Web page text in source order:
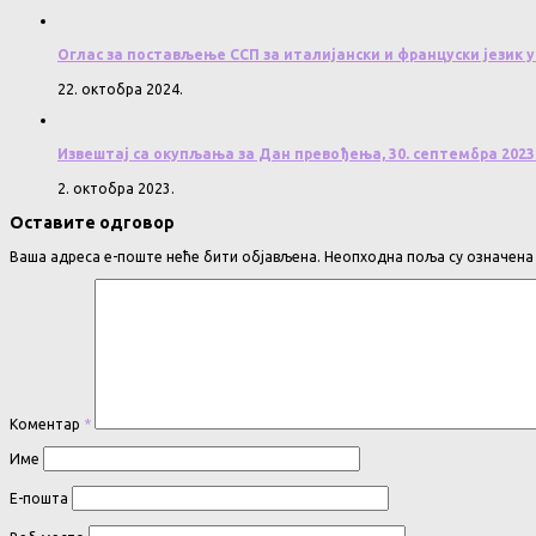
Оглас за постављење ССП за италијански и француски језик
22. октобра 2024.
Извештај са окупљања за Дан превођења, 30. септембра
2. октобра 2023.
Оставите одговор
Ваша адреса е-поште неће бити објављена. Неопходна поља су означена
Коментар *
Име
Е-пошта